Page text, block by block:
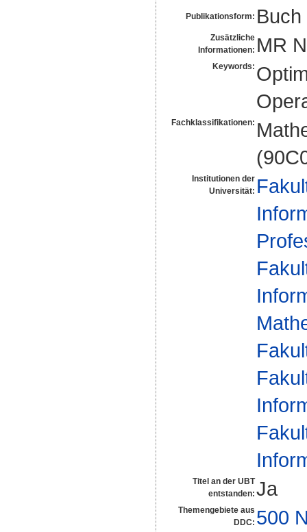
Publikationsform:
Zusätzliche
Informationen: MR
Keywords:
Fachklassifikationen:
Institutionen der
Universität:
Titel an der UBT
entstanden: Ja
Themengebiete aus
DDC: 500